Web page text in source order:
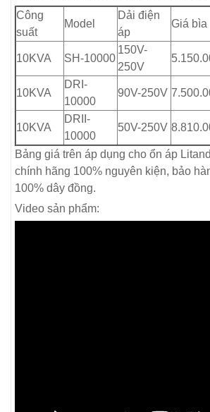
Công
suất
Model
Dải điện
áp
Giá bìa
10KVA SH-10000
150V-
250V
10KVA
DRI-
10000
90V-250V
10KVA
DRII-
10000
50V-250V
Bảng giá trên áp dụng cho ổn áp
chính hãng 100% nguyên kiện, bảo
100% dây đồng.
Video sản phẩm: